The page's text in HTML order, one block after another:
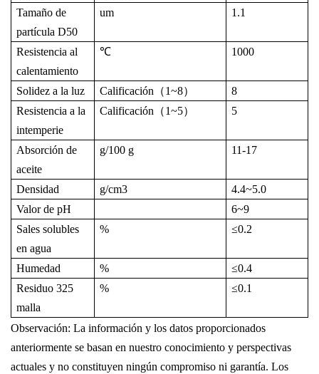
Tamaño de
partícula D50
um 1.1
Resistencia al
calentamiento
℃ 1000
Solidez a la luz Calificación （1~8）
8
Resistencia a la
intemperie
Calificación （1~5） 5
Absorción de
aceite
g/100 g 11-17
Densidad g/cm3
4.4~5.0
Valor de pH
6~9
Sales solubles
en agua
% ≤0.2
Humedad % ≤0.4
Residuo 325
malla
% ≤0.1
Observación: La información y los datos proporcionados
anteriormente se basan en nuestro conocimiento y perspectivas
actuales y no constituyen ningún compromiso ni garantía. Los